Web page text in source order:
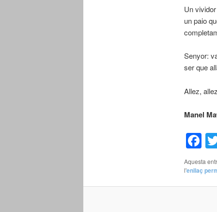
Un
un paio
Senyor:
ser que
Allez,
Manel
Aquesta
l'enllaç